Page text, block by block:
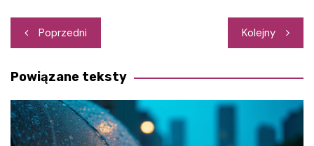
Nawigacja
wpisu
Poprzedni Kolejny
Powiązane teksty